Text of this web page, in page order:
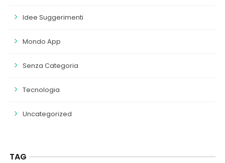
Idee Suggerimenti
Mondo App
Senza Categoria
Tecnologia
Uncategorized
TAG